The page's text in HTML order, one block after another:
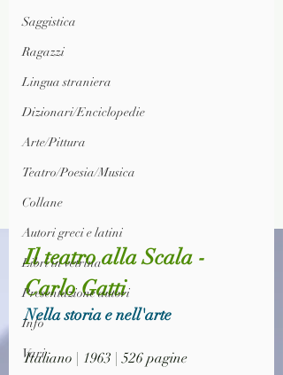
Saggistica
Ragazzi
Lingua straniera
Dizionari/Enciclopedie
Arte/Pittura
Teatro/Poesia/Musica
Collane
Autori greci e latini
Libri in vetrina
Presentazione autori
Info
Vari
Il teatro alla Scala -
Carlo Gatti
Nella storia e nell'arte
Italiano | 1963 | 526 pagine